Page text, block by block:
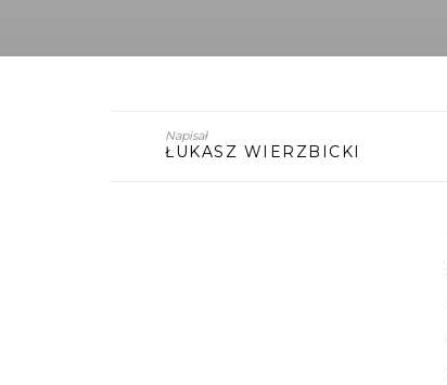
Napisał
ŁUKASZ WIERZBICKI